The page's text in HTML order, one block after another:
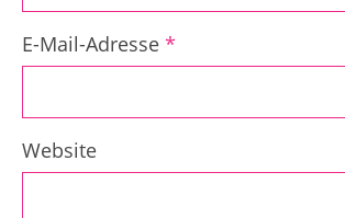
E-Mail-Adresse *
Website